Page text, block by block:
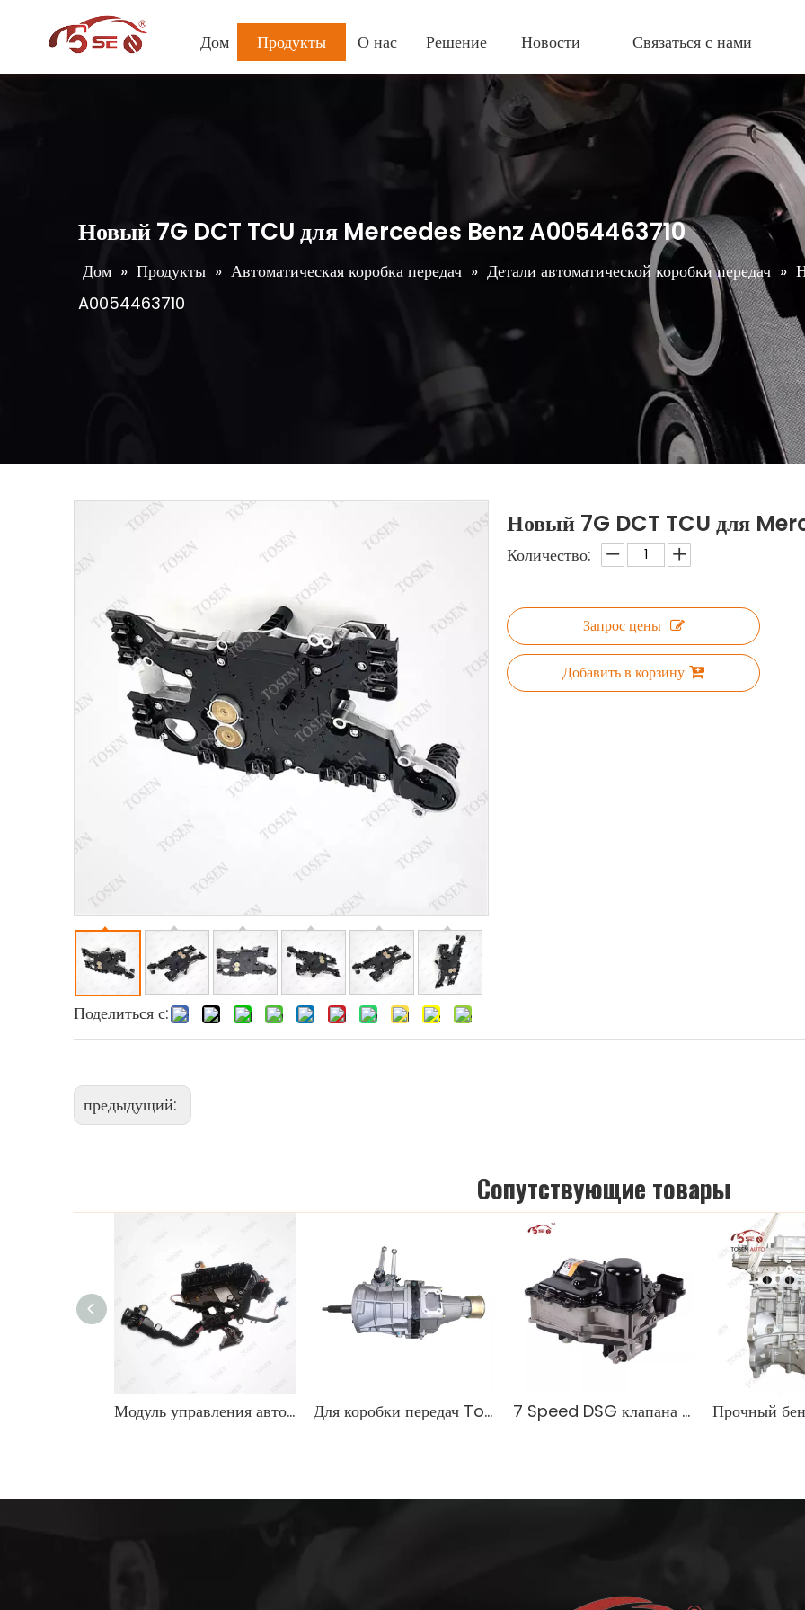
Дом Продукты О нас Решение Новости Связаться с нами
Новый 7G DCT TCU для Mercedes Benz A0054463710
Дом » Продукты » Автоматическая коробка передач » Детали автоматической коробки передач »
A0054463710
Поделиться с:
Новый 7G DCT TCU для
Количество:
Запрос цены
Добавить в корзину
предыдущий:
Cопутствующие товары
Модуль управления автоматической коробкой передач 8HP55 0BK TCU TCM 0260550080 для Audi A8 S8 D4 4H Для коробки передач Toyota Hiace 3L OEM 33030-OW641 7 Speed ​​DSG клапана для VW Audi 0AM325065S